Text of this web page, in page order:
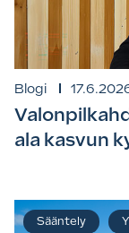
Blogi
ala kasvun
Sääntely